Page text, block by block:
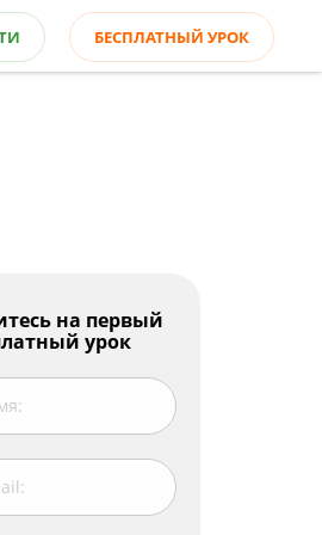
БЕСПЛАТНЫЙ УРОК
на первый
урок